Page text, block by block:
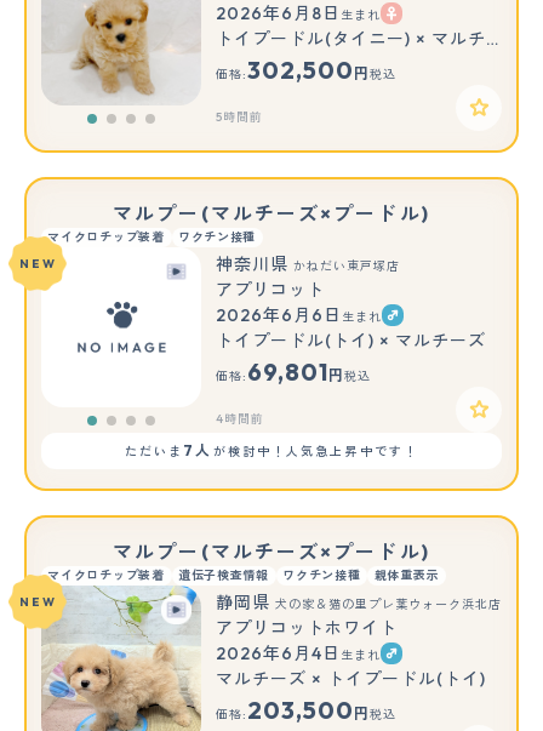
2026年6月8日 生まれ
トイプードル(タイニー) × マルチーズ
価格:302,500 円 税込
5時間前
マルプー(マルチーズ×プードル)
マイクロチップ装着
ワクチン接種
NEW
神奈川県 かねだい東戸塚店
アプリコット
2026年6月6日 生まれ
トイプードル(トイ) × マルチーズ
価格: 69,801 円 税込
4時間前
ただいま 7人 が検討中！人気急上昇中です！
マルプー(マルチーズ×プードル)
マイクロチップ装着 遺伝子検査情報 ワクチン接種
親体重表示
NEW
静岡県 犬の家＆猫の里プレ葉ウォーク浜北店
アプリコットホワイト
2026年6月4日 生まれ
マルチーズ × トイプードル(トイ)
価格: 203,500 円 税込